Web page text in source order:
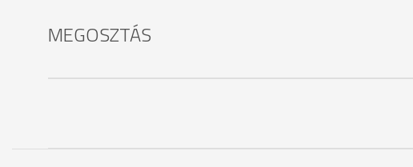
MEGOSZTÁS